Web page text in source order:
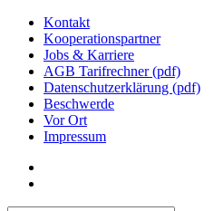
Kontakt
Kooperationspartner
Jobs & Karriere
AGB Tarifrechner (pdf)
Datenschutzerklärung (pdf)
Beschwerde
Vor Ort
Impressum